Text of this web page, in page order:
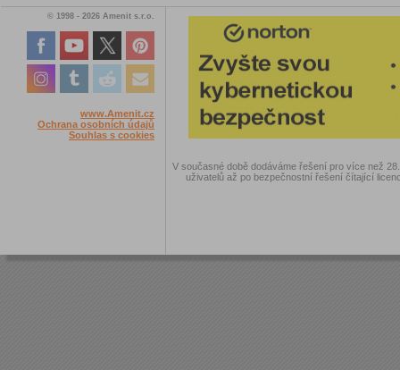
© 1998 - 2026 Amenit s.r.o.
www.Amenit.cz
Ochrana osobních údajů
Souhlas s cookies
V současné době dodáváme řešení pro více než
uživatelů až po bezpečnostní řešení čítající